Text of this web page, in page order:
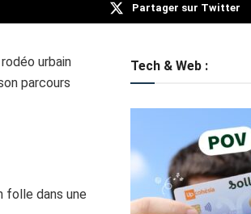
Partager sur Twitter
urbain
parcours
folle dans une
Tech & Web :